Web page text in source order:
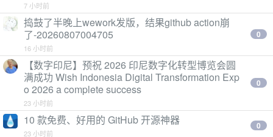
7 小时前
捣鼓了半晚上wework发版，结果github action崩
了-20260807004705
16 小时前
0
【数字印尼】预祝 2026 印尼数字化转型博览会圆
满成功 Wish Indonesia Digital Transformation Exp
o 2026 a complete success
23 小时前
0
10 款免费、好用的 GitHub 开源神器
23 小时前
0